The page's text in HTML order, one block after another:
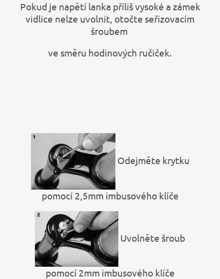
Pokud je napětí lanka příliš vysoké a zámek
vidlice nelze uvolnit, otočte seřizovacím
šroubem
ve směru hodinových ručiček.
Odejměte krytku
pomocí 2,5mm imbusového klíče
Uvolněte šroub
pomocí 2mm imbusového klíče